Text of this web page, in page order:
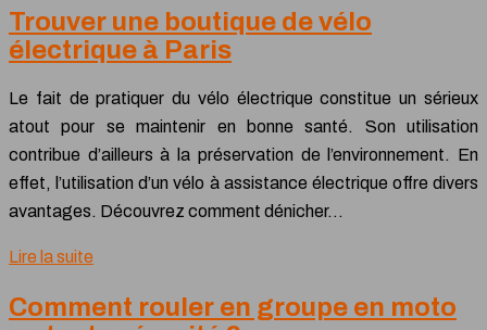
Trouver une boutique de vélo
électrique à Paris
Le fait de pratiquer du vélo électrique constitue un sérieux
atout pour se maintenir en bonne santé. Son utilisation
contribue d’ailleurs à la préservation de l’environnement. En
effet, l’utilisation d’un vélo à assistance électrique offre divers
avantages. Découvrez comment dénicher…
Lire la suite
Comment rouler en groupe en moto